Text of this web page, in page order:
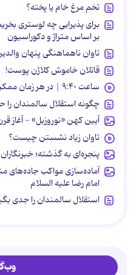
تخم مرغ خام یا پخته؟
برای پذیرایی چه لوستری
بر اساس متراژ و دکوراسیون
تاوان ناهماهنگی پنهان
قاتلان خاموش کلاژن پوست!
ساعت ۹:۴۰ | در هر زمان ممکن باید انتقامشان را پس بدهند
چگونه استقلال سالمندان را
آیین کهن «نوروزبل» - آغاز قرن ۱۷
تاوان زیاد نشستن چیست؟
پنجره‌ای به گذشته؛
آماده‌سازی مواکب جاده‌های
امام رضا علیه السلام
استقلال سالمندان را جدی